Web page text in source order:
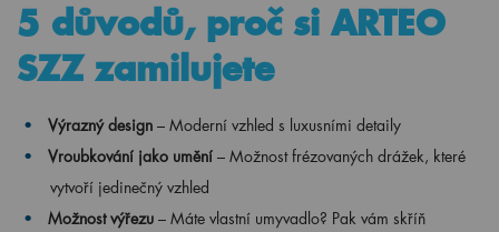
5 důvodů, proč si ARTEO
SZZ zamilujete
Výrazný design – Moderní vzhled s luxusními detaily
Vroubkování jako umění – Možnost frézovaných drážek, které
vytvoří jedinečný vzhled
Možnost výřezu – Máte vlastní umyvadlo? Pak vám skříň